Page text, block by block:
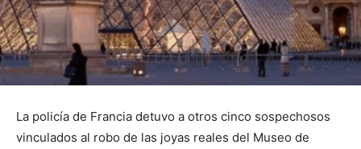
La policía de Francia detuvo a otros cinco sospechosos
vinculados al robo de las joyas reales del Museo de